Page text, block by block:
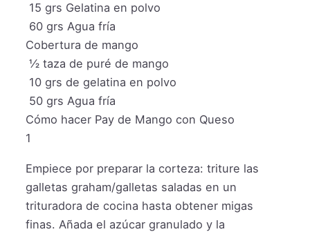
15 grs Gelatina en polvo
60 grs Agua fría
Cobertura de mango
½ taza de puré de mango
10 grs de gelatina en polvo
50 grs Agua fría
Cómo hacer Pay de Mango con Queso
1
Empiece por preparar la corteza: triture las
galletas graham/galletas saladas en un
trituradora de cocina hasta obtener migas
finas. Añada el azúcar granulado y la